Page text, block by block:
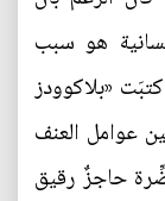
هو سبب
للحداثة. في سنة ١٨٩٢م، كتبَت «بلاكوودز
عوامل العنف
حاجزٌ رقيق